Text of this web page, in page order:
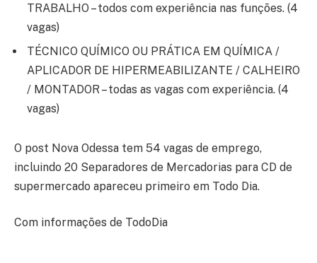
TRABALHO – todos com experiência nas funções. (4
vagas)
TÉCNICO QUÍMICO OU PRÁTICA EM QUÍMICA /
APLICADOR DE HIPERMEABILIZANTE / CALHEIRO
/ MONTADOR – todas as vagas com experiência. (4
vagas)
O post Nova Odessa tem 54 vagas de emprego,
incluindo 20 Separadores de Mercadorias para CD de
supermercado apareceu primeiro em Todo Dia.
Com informações de TodoDia